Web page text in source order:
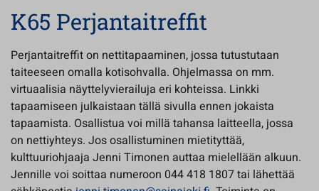
K65 Perjantaitreffit
Perjantaitreffit on nettitapaaminen, jossa tutustutaan
taiteeseen omalla kotisohvalla. Ohjelmassa on mm.
virtuaalisia näyttelyvierailuja eri kohteissa. Linkki
tapaamiseen julkaistaan tällä sivulla ennen jokaista
tapaamista. Osallistua voi millä tahansa laitteella, jossa
on nettiyhteys. Jos osallistuminen mietityttää,
kulttuuriohjaaja Jenni Timonen auttaa mielellään alkuun.
Jennille voi soittaa numeroon 044 418 1807 tai lähettää